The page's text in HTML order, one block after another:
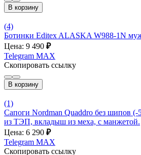
В корзину
(4)
Ботинки Editex ALASKA W988-1N
Цена: 9 490 ₽
Telegram MAX
Скопировать ссылку
В корзину
(1)
Сапоги Nordman Quaddro без шипов
из ТЭП, вкладыш из меха, с манжетой.
Цена: 6 290 ₽
Telegram MAX
Скопировать ссылку